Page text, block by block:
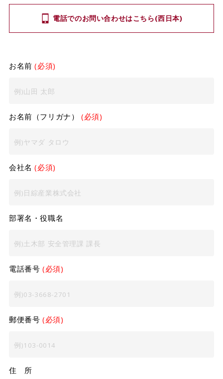
電話でのお問い合わせはこちら(西日本)
お名前(必須)
お名前（フリガナ） (必須)
会社名(必須)
部署名・役職名
電話番号 (必須)
郵便番号 (必須)
住 所